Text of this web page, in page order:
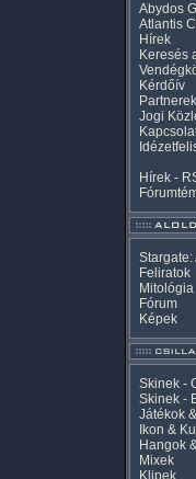
Abydos
Atlantis
Hírek
Keresés
Kérdőív
Partnerek
Jogi
Hírek -
Stargate:
Feliratok
Mitológia
Fórum
Képek
Skinek -
Skinek -
Játékok
Ikon &
Hangok
Mixek
Klipek